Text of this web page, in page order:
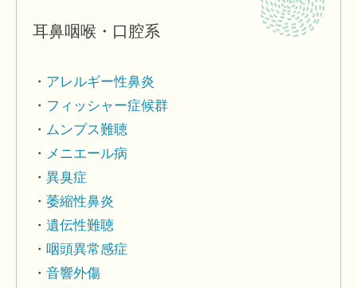
耳鼻咽喉・口腔系
アレルギー性鼻炎
フィッシャー症候群
ムンプス難聴
メニエール病
異臭症
萎縮性鼻炎
遺伝性難聴
咽頭異常感症
音響外傷